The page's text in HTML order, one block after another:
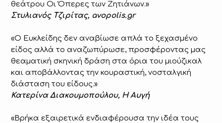
θεάτρου Οι Όπερες των Ζητιάνων.»
Στυλιανός Τζιρίτας, avopolis.gr
«Ο Ευκλείδης δεν αναβίωσε απλά το ξεχασμένο
είδος αλλά το αναζωπύρωσε, προσφέροντας μας
θεαματική σκηνική δράση στα όρια του μιούζικαλ
και αποβάλλοντας την κουραστική, νοσταλγική
διάσταση του είδους.»
Κατερίνα Διακουμοπούλου, Η Αυγή
«Βρήκα εξαιρετικά ενδιαφέρουσα την ιδέα τους